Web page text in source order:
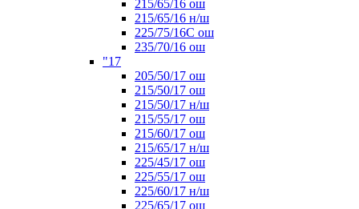
215/65/16 ош
215/65/16 н/ш
225/75/16C ош
235/70/16 ош
"17
205/50/17 ош
215/50/17 ош
215/50/17 н/ш
215/55/17 ош
215/60/17 ош
215/65/17 н/ш
225/45/17 ош
225/55/17 ош
225/60/17 н/ш
225/65/17 ош